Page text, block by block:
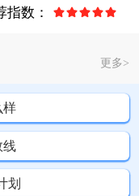
指数：
更多>
样
线
划